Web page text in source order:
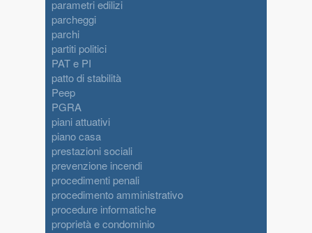
parametri edilizi
parcheggi
parchi
partiti politici
PAT e PI
patto di stabilità
Peep
PGRA
piani attuativi
piano casa
prestazioni sociali
prevenzione incendi
procedimenti penali
procedimento amministrativo
procedure informatiche
proprietà e condominio